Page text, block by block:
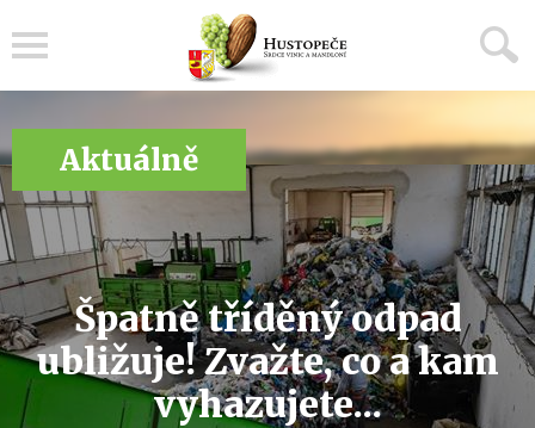
Aktuálně
Špatně tříděný odpad
ubližuje! Zvažte, co a kam
vyhazujete...